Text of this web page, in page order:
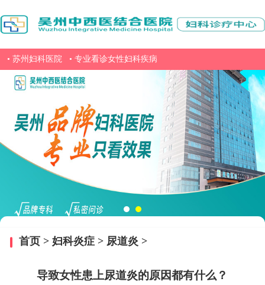
• 苏州妇科医院 • 专业看诊女性妇科疾病
首页> 妇科炎症> 尿道炎 >
导致女性患上尿道炎的原因都有什么？